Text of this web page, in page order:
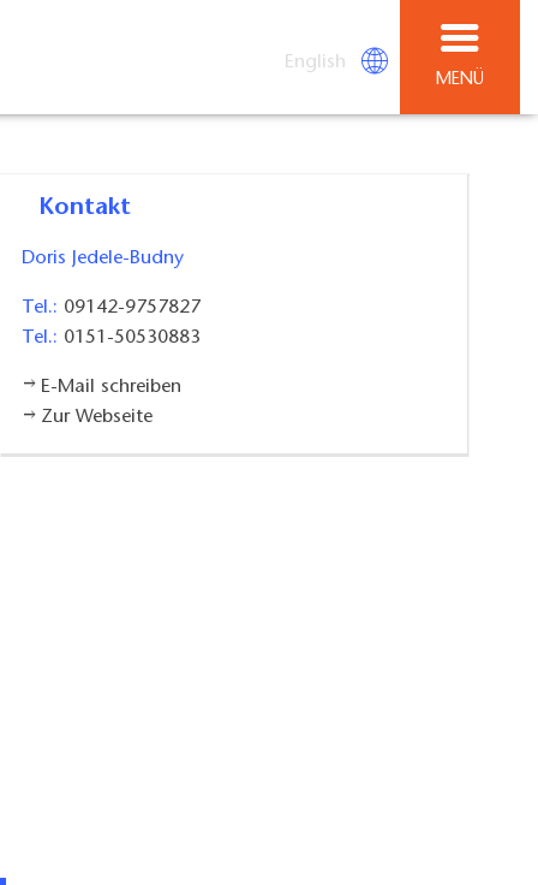
English
MENÜ
Kontakt
Doris Jedele-Budny
Tel.: 09142-9757827
Tel.: 0151-50530883
E-Mail schreiben
Zur Webseite